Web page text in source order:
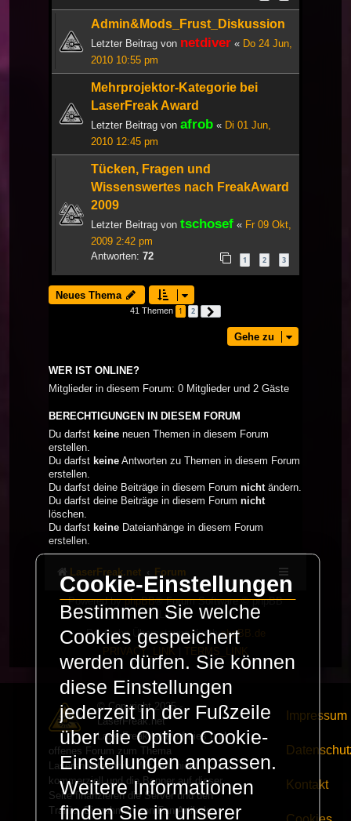
Admin&Mods_Frust_Diskussion
Letzter Beitrag von netdiver « Do 24 Jun,
2010 10:55 pm
Mehrprojektor-Kategorie bei
LaserFreak Award
Letzter Beitrag von afrob « Di 01 Jun,
2010 12:45 pm
Tücken, Fragen und
Wissenswertes nach FreakAward
2009
Letzter Beitrag von tschosef « Fr 09 Okt,
2009 2:42 pm
Antworten: 72 1 2 3
Neues Thema
41 Themen 1 2
Gehe zu
WER IST ONLINE?
Mitglieder in diesem Forum: 0 Mitglieder und 2 Gäste
BERECHTIGUNGEN IN DIESEM FORUM
Du darfst keine neuen Themen in diesem Forum
erstellen.
Du darfst keine Antworten zu Themen in diesem Forum
erstellen.
Du darfst deine Beiträge in diesem Forum nichtändern.
Du darfst deine Beiträge in diesem Forum nicht
löschen.
Du darfst keine Dateianhänge in diesem Forum
erstellen.
LaserFreak.net Forum
Powered byphpBB® Forum Software © phpBB
Limited
Deutsche Übersetzung durchphpBB.de
PRIVACY_LINK
TERMS_LINK
© Copyright 2025 -
LaserFreak.net
LaserFreak ist ein freies und
offenes Forum zum Thema
Lasershowtechnik. Wir sind nicht
kommerziell und die Banner auf dieser
Seite finanzieren die Server und den
Traffic. Einnahmen von Fan Artikeln
Impressum
Kontakt
Cookie-Einstellungen
Bestimmen Sie welche
Cookies gespeichert
werden dürfen. Sie können
diese Einstellungen
jederzeit in der Fußzeile
über die Option Cookie-
Einstellungen anpassen.
Weitere Informationen
finden Sie in unserer